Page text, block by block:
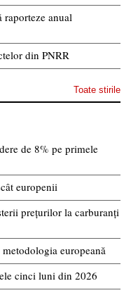
raporteze anual
din PNRR
Toate stirile
de 8% pe primele
europenii
prețurilor la carburanți
europeană
cinci luni din 2026